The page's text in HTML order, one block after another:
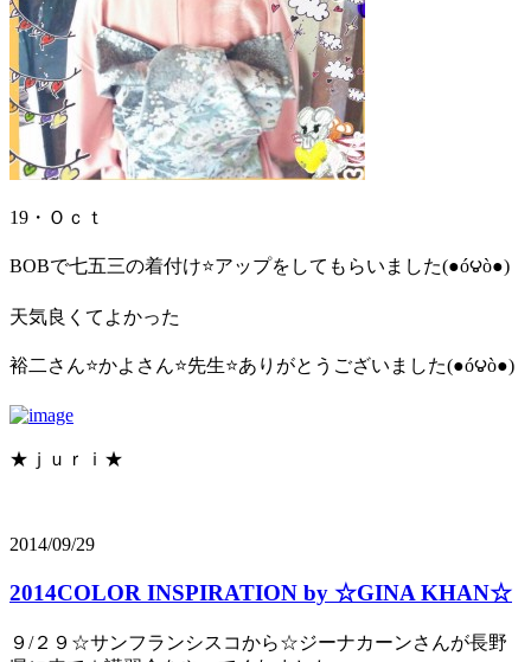
19・Ｏｃｔ
BOBで七五三の着付け⭐️アップをしてもらいました(●ó౪ò●)
天気良くてよかった
裕二さん⭐️かよさん⭐️先生⭐️ありがとうございました(●ó౪ò●)
★ｊｕｒｉ★
2014/09/29
2014COLOR INSPIRATION by ☆GINA KHAN☆
９/２９☆サンフランシスコから☆ジーナカーンさんが長野